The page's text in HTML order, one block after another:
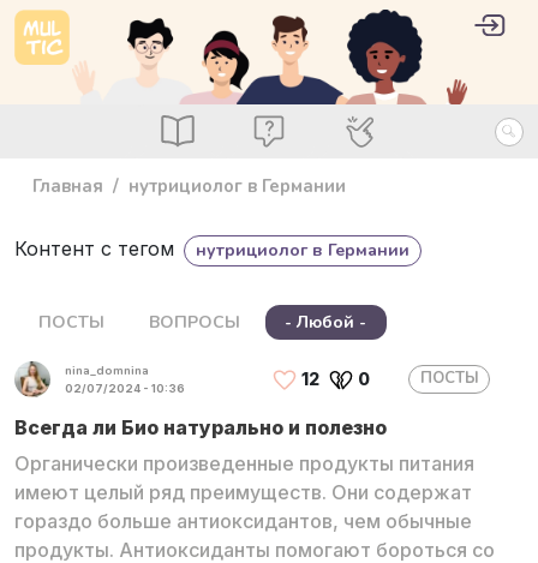
Перейти к основному содержанию
Посты ВопросыСпециалисты
User
Главная нутрициолог в Германии
Контент с тегом нутрициолог в Германии
ПОСТЫ ВОПРОСЫ - Любой -
nina_domnina
02/07/2024 - 10:36 12 0 ПОСТЫ
Всегда ли Био натурально и полезно
Органически произведенные продукты питания
имеют целый ряд преимуществ. Они содержат
гораздо больше антиоксидантов, чем обычные
продукты. Антиоксиданты помогают бороться со